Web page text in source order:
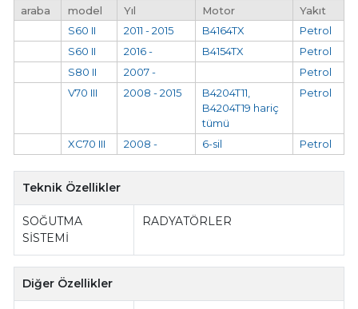
araba model Yıl Motor
Yakıt
S60 II
2011 - 2015 B4164TX
Petrol
S60 II
2016 - B4154TX
Petrol
S80 II
2007 -
Petrol
V70 III
2008 - 2015
B4204T11,
B4204T19 hariç
tümü
Petrol
XC70 III 2008 - 6-sil Petrol
Teknik Özellikler
SOĞUTMA
SİSTEMİ
RADYATÖRLER
Diğer Özellikler